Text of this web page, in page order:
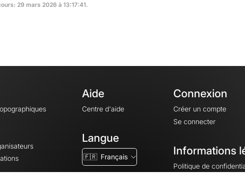
29 mars 2026 à 13:17:41.
Aide
Centre d'aide
Langue
🇫🇷 Français
Connexion
Créer un compte
Se connecter
Informations
Politique de